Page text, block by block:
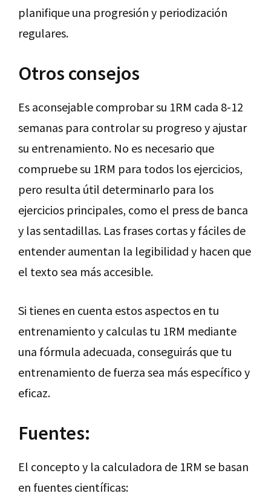
planifique una progresión y periodización
regulares.
Otros consejos
Es aconsejable comprobar su 1RM cada 8-12
semanas para controlar su progreso y ajustar
su entrenamiento. No es necesario que
compruebe su 1RM para todos los ejercicios,
pero resulta útil determinarlo para los
ejercicios principales, como el press de banca
y las sentadillas. Las frases cortas y fáciles de
entender aumentan la legibilidad y hacen que
el texto sea más accesible.
Si tienes en cuenta estos aspectos en tu
entrenamiento y calculas tu 1RM mediante
una fórmula adecuada, conseguirás que tu
entrenamiento de fuerza sea más específico y
eficaz.
Fuentes:
El concepto y la calculadora de 1RM se basan
en fuentes científicas: